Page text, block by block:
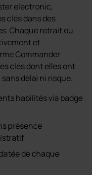
electronic,
clés dans des
Chaque retrait ou
et
Commander
clés dont elles ont
délai ni risque.
habilités via badge
présence
de chaque